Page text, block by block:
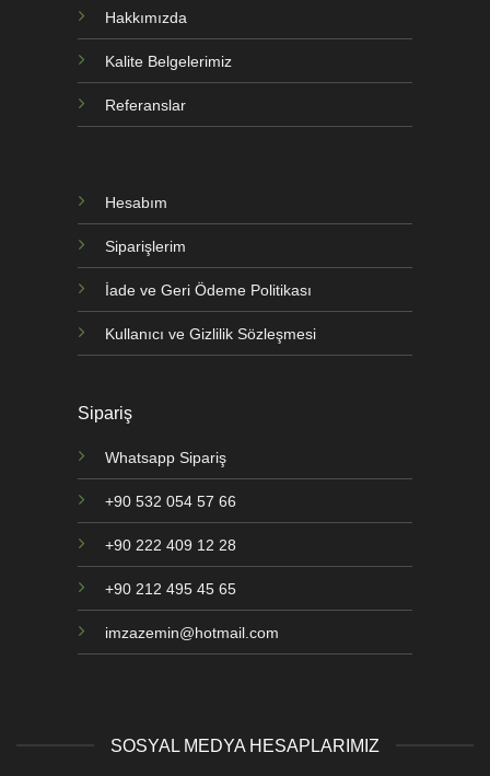
Hakkımızda
Kalite Belgelerimiz
Referanslar
Hesabım
Siparişlerim
İade ve Geri Ödeme Politikası
Kullanıcı ve Gizlilik Sözleşmesi
Sipariş
Whatsapp Sipariş
+90 532 054 57 66
+90 222 409 12 28
+90 212 495 45 65
imzazemin@hotmail.com
SOSYAL MEDYA HESAPLARIMIZ